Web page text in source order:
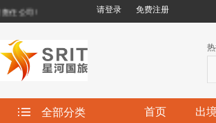
公司! 请登录 免费注册
全部分类 首页 出